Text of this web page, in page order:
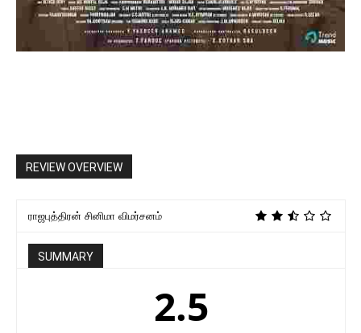
REVIEW OVERVIEW
ராஜபுத்திரன் சினிமா விமர்சனம்
SUMMARY
2.5